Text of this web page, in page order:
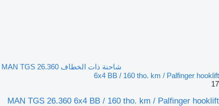
شاحنة ذات الخطاف MAN TGS 26.360
6x4 BB / 160 tho. km / Palfinger hooklift
17
MAN TGS 26.360 6x4 BB / 160 tho. km / Palfinger hooklift